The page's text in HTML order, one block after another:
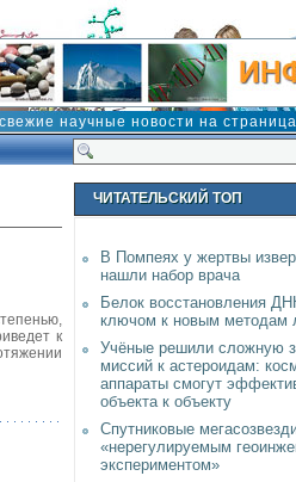
научные новости на
к
ЧИТАТЕЛЬСКИЙ ТОП
В Помпеях у жертвы
нашли набор врача
Белок восстановления
ключом к новым методам
Учёные решили сложную
миссий к астероидам:
аппараты смогут
объекта к объекту
Спутниковые
«нерегулируемым
экспериментом»